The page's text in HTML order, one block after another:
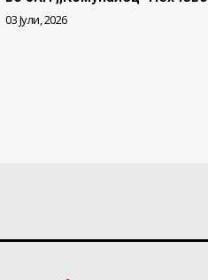
03 Јули, 2026